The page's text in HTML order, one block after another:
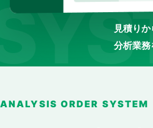
見積りか
分析業務
ANALYSIS ORDER SYSTEM